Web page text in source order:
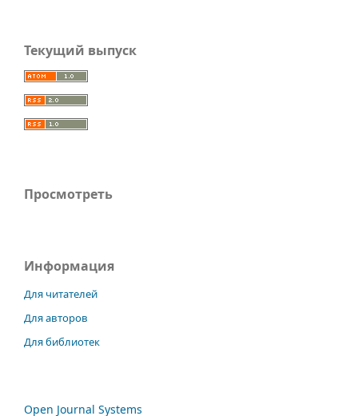
Текущий выпуск
Просмотреть
Информация
Для читателей
Для авторов
Для библиотек
Open Journal Systems